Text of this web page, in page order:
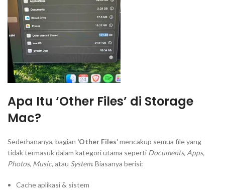
Apa Itu ‘Other Files’ di Storage
Mac?
Sederhananya, bagian ‘Other Files’mencakup semua file yang
tidak termasuk dalam kategori utama seperti Documents, Apps,
Photos, Music,atau System. Biasanya berisi:
Cache aplikasi & sistem